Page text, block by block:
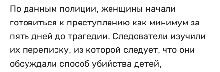
По данным полиции, женщины начали
готовиться к преступлению как минимум за
пять дней до трагедии. Следователи изучили
их переписку, из которой следует, что они
обсуждали способ убийства детей,